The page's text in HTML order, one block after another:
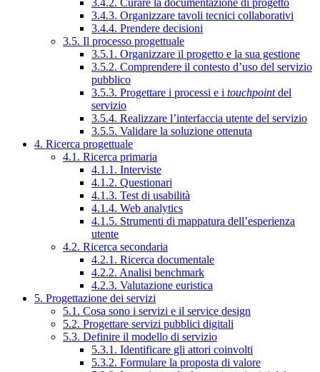
3.4.2. Curare la documentazione di progetto
3.4.3. Organizzare tavoli tecnici collaborativi
3.4.4. Prendere decisioni
3.5. Il processo progettuale
3.5.1. Organizzare il progetto e la sua gestione
3.5.2. Comprendere il contesto d’uso del servizio
pubblico
3.5.3. Progettare i processi e i touchpointdel
servizio
3.5.4. Realizzare l’interfaccia utente del servizio
3.5.5. Validare la soluzione ottenuta
4. Ricerca progettuale
4.1. Ricerca primaria
4.1.1. Interviste
4.1.2. Questionari
4.1.3. Test di usabilità
4.1.4. Web analytics
4.1.5. Strumenti di mappatura dell’esperienza
utente
4.2. Ricerca secondaria
4.2.1. Ricerca documentale
4.2.2. Analisi benchmark
4.2.3. Valutazione euristica
5. Progettazione dei servizi
5.1. Cosa sono i servizi e il service design
5.2. Progettare servizi pubblici digitali
5.3. Definire il modello di servizio
5.3.1. Identificare gli attori coinvolti
5.3.2. Formulare la proposta di valore